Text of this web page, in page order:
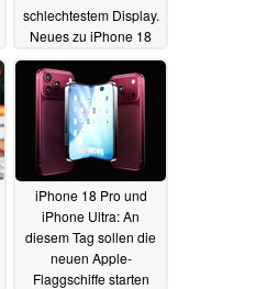
schlechtestem Display.
Neues zu iPhone 18
bis iPhone Air 2
29.06.2026
iPhone 18 Pro und
iPhone Ultra: An
diesem Tag sollen die
neuen Apple-
Flaggschiffe starten